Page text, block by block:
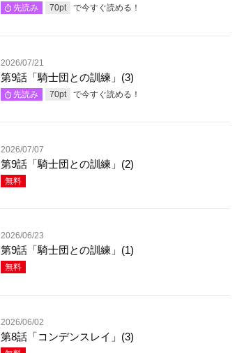
先読み 70pt で今すぐ読める！
2026/07/21
第9話「騎士団との訓練」(3)
先読み 70pt で今すぐ読める！
2026/07/07
第9話「騎士団との訓練」(2)
無料
2026/06/23
第9話「騎士団との訓練」(1)
無料
2026/06/02
第8話「コンデンスレイ」(3)